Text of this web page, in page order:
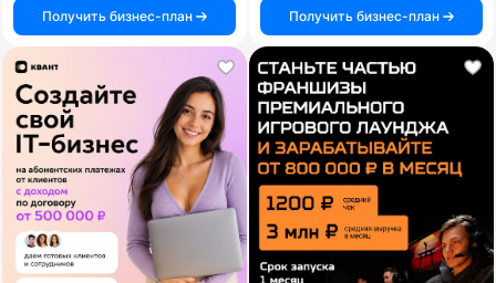
Получить бизнес-план
Получить бизнес-план